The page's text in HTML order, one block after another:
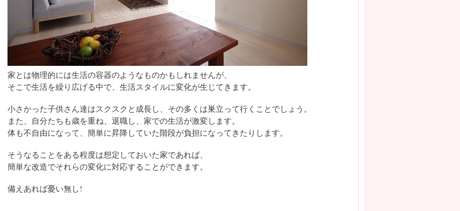
家とは物理的には生活の容器のようなものかもしれませんが、
そこで生活を繰り広げる中で、生活スタイルに変化が生じてきます。
小さかった子供さん達はスクスクと成長し、その多くは巣立って行くことでしょう。
また、自分たちも歳を重ね、退職し、家での生活が激変します。
体も不自由になって、簡単に昇降していた階段が負担になってきたりします。
そうなることをある程度は想定しておいた家であれば、
簡単な改造でそれらの変化に対応することができます。
備えあれば憂い無し!